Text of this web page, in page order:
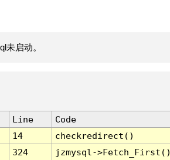
未启动。
Line
Code
14
checkredirect()
324
jzmysql-